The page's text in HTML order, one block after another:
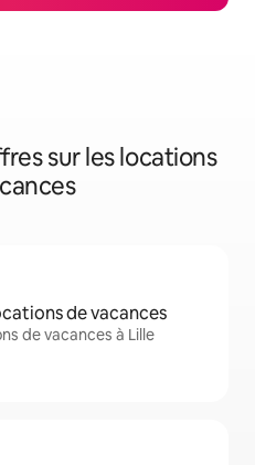
sur les locations
de vacances
de vacances à Lille